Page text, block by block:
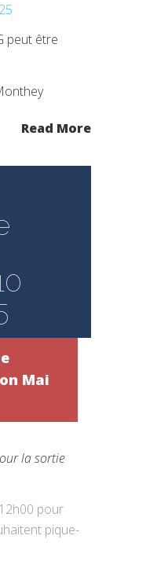
peut être
Read More
on Mai
la sortie
pour
pique-